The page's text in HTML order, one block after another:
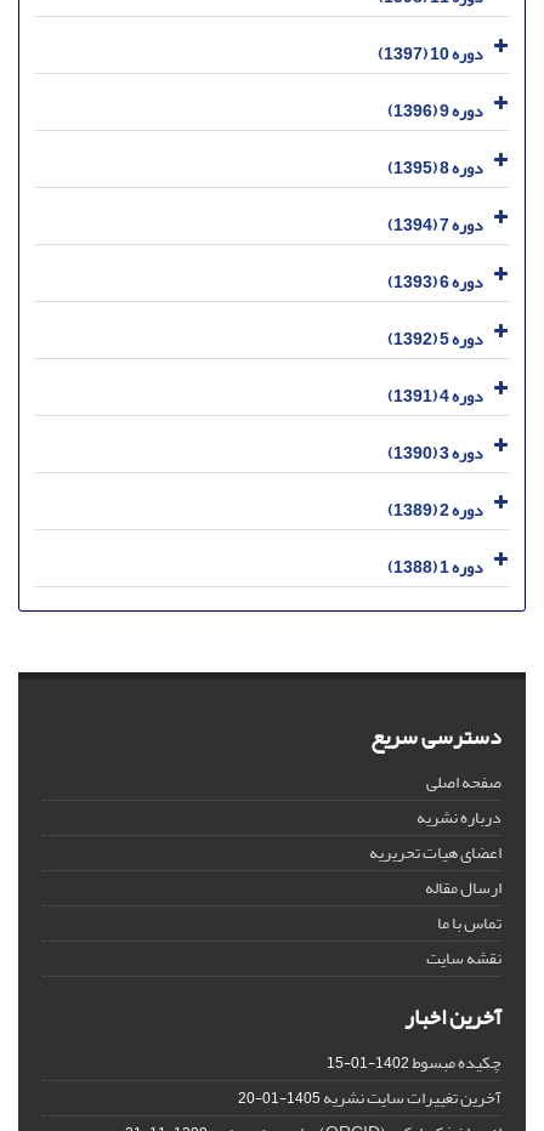
دوره 10 (1397)
دوره 9 (1396)
دوره 8 (1395)
دوره 7 (1394)
دوره 6 (1393)
دوره 5 (1392)
دوره 4 (1391)
دوره 3 (1390)
دوره 2 (1389)
دوره 1 (1388)
دسترسی سریع
صفحه اصلی
درباره نشریه
اعضای هیات تحریریه
ارسال مقاله
تماس با ما
نقشه سایت
آخرین اخبار
چکیده مبسوط1402-01-15
آخرین تغییرات سایت نشریه1405-01-20